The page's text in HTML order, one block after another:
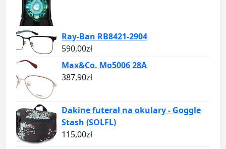
Ray-Ban RB8421-2904
590,00zł
Max&Co. Mo5006 28A
387,90zł
Dakine futerał na okulary - Goggle
Stash (SOLFL)
115,00zł